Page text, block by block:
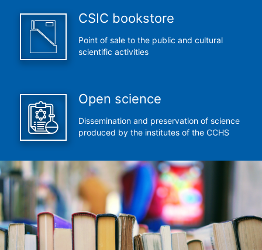
CSIC bookstore
Point of sale to the public and cultural
scientific activities
Open science
Dissemination and preservation of science
produced by the institutes of the CCHS